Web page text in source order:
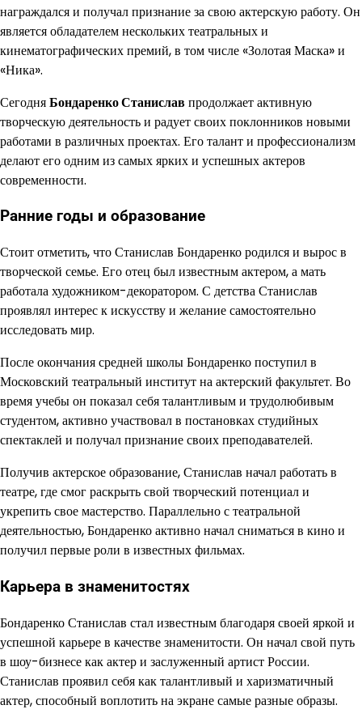
награждался и получал признание за свою актерскую работу. Он
является обладателем нескольких театральных и
кинематографических премий, в том числе «Золотая Маска» и
«Ника».
СегодняБондаренко Станиславпродолжает активную
творческую деятельность и радует своих поклонников новыми
работами в различных проектах. Его талант и профессионализм
делают его одним из самых ярких и успешных актеров
современности.
Ранние годы и образование
Стоит отметить, что Станислав Бондаренко родился и вырос в
творческой семье. Его отец был известным актером, а мать
работала художником-декоратором. С детства Станислав
проявлял интерес к искусству и желание самостоятельно
исследовать мир.
После окончания средней школы Бондаренко поступил в
Московский театральный институт на актерский факультет. Во
время учебы он показал себя талантливым и трудолюбивым
студентом, активно участвовал в постановках студийных
спектаклей и получал признание своих преподавателей.
Получив актерское образование, Станислав начал работать в
театре, где смог раскрыть свой творческий потенциал и
укрепить свое мастерство. Параллельно с театральной
деятельностью, Бондаренко активно начал сниматься в кино и
получил первые роли в известных фильмах.
Карьера в знаменитостях
Бондаренко Станислав стал известным благодаря своей яркой и
успешной карьере в качестве знаменитости. Он начал свой путь
в шоу-бизнесе как актер и заслуженный артист России.
Станислав проявил себя как талантливый и харизматичный
актер, способный воплотить на экране самые разные образы.